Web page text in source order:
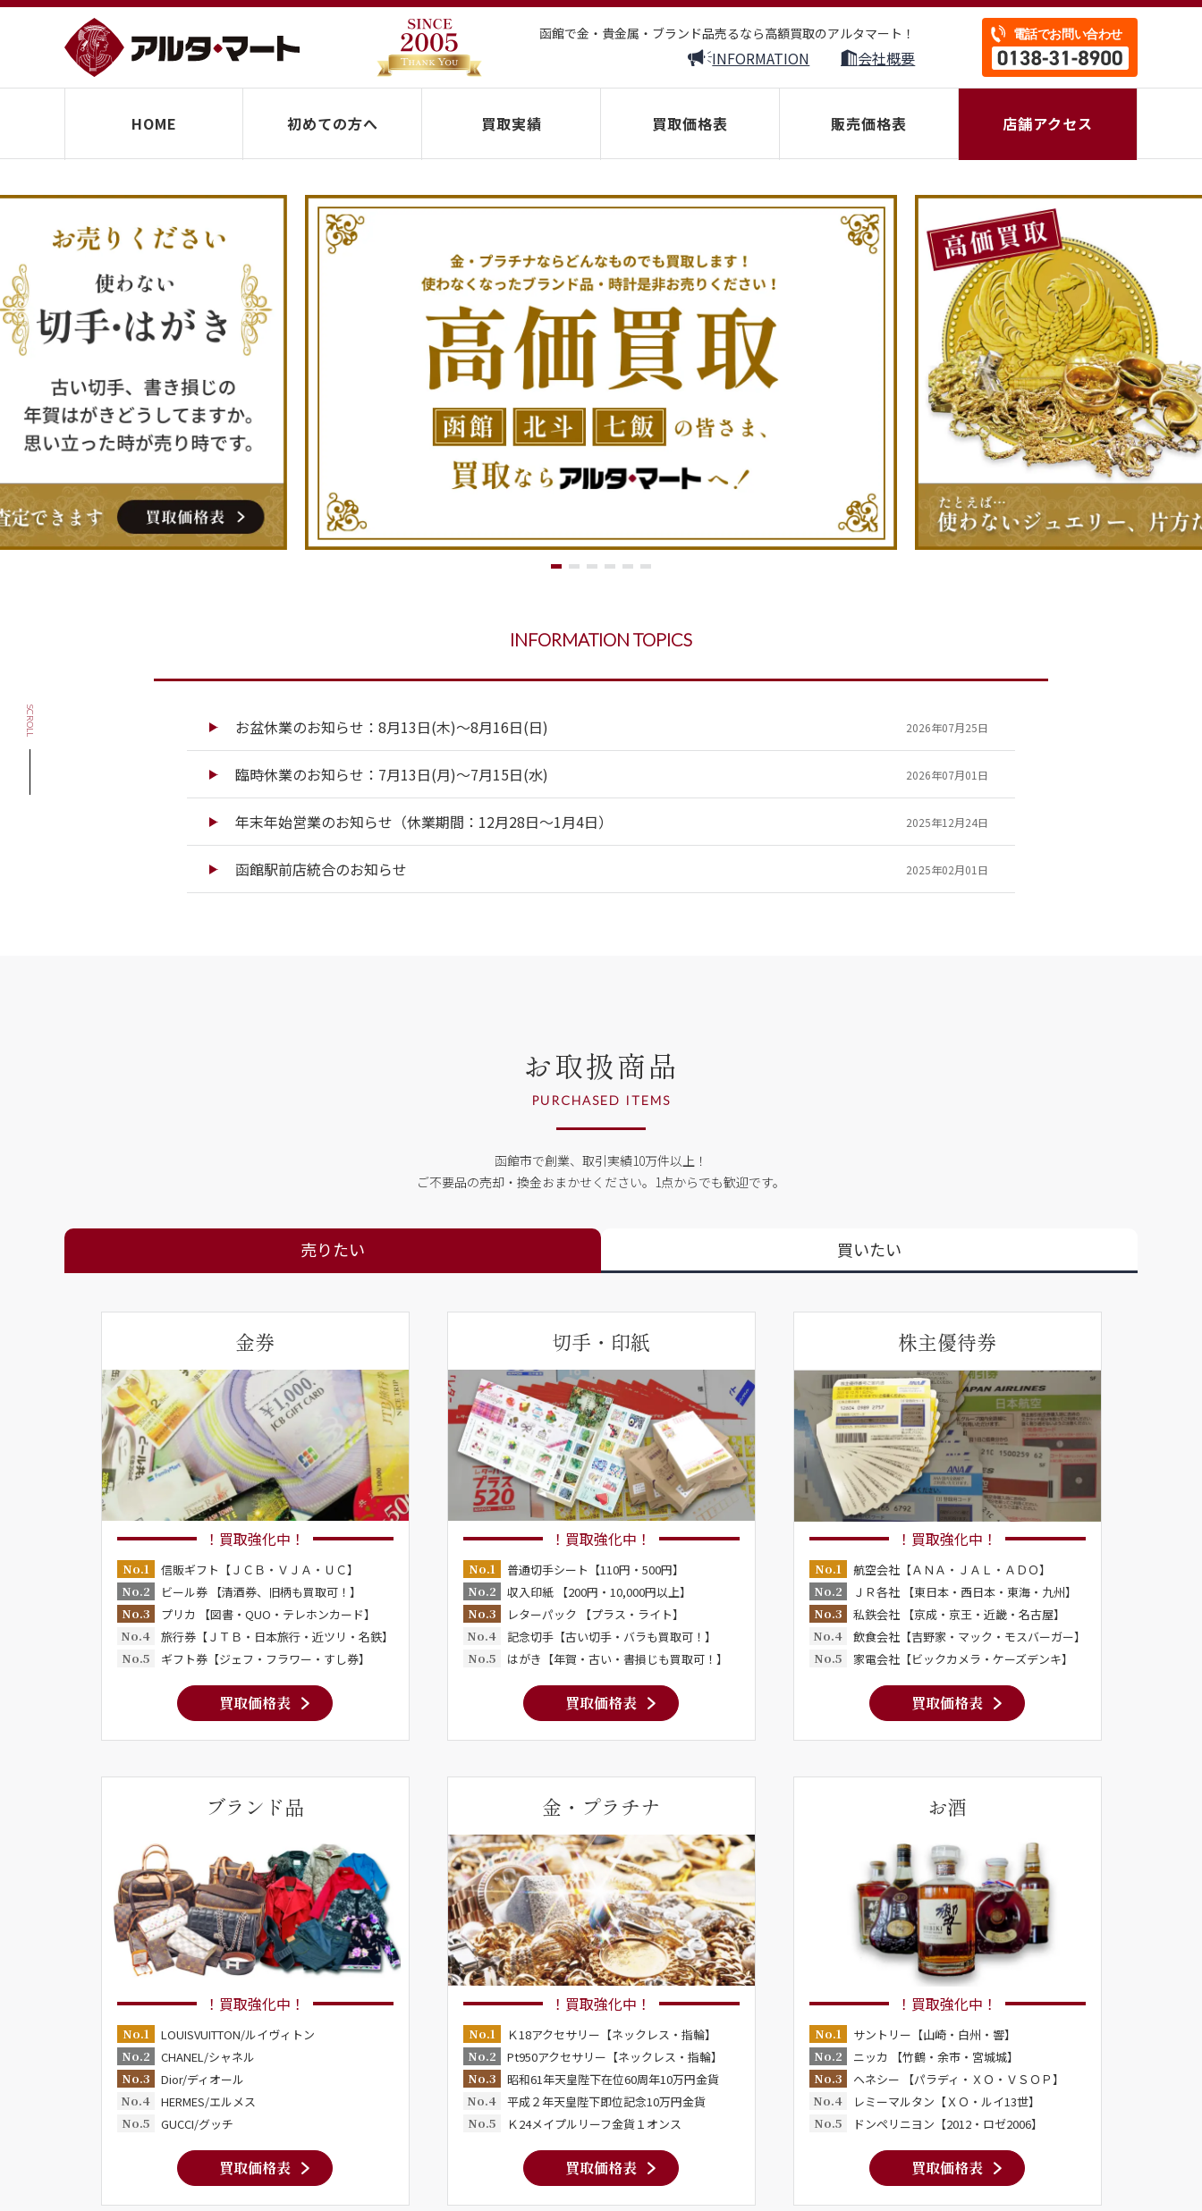
函館で金・貴金属・ブランド品売るなら高額買取のアルタマート！
INFORMATION 会社概要
HOME 初めての方へ 買取実績 買取価格表 販売価格表 店舗アクセス
SCROLL
INFORMATION TOPICS
お盆休業のお知らせ：8月13日(木)～8月16日(日) 2026年07月25日
臨時休業のお知らせ：7月13日(月)～7月15日(水) 2026年07月01日
年末年始営業のお知らせ（休業期間：12月28日～1月4日） 2025年12月24日
函館駅前店統合のお知らせ 2025年02月01日
お取扱商品
PURCHASED ITEMS
函館市で創業、取引実績10万件以上！
ご不要品の売却・換金おまかせください。 1点からでも歓迎です。
売りたい 買いたい
金券
！買取強化中！
No.1
信販ギフト【ＪＣＢ・ＶＪＡ・ＵＣ】
No.2
ビール券 【清酒券、旧柄も買取可！】
No.3
プリカ 【図書・QUO・テレホンカード】
No.4
旅行券【ＪＴＢ・日本旅行・近ツリ・名鉄】
No.5
ギフト券【ジェフ・フラワー・すし券】
買取価格表
切手・印紙
！買取強化中！
No.1
普通切手シート【110円・500円】
No.2
収入印紙 【200円・10,000円以上】
No.3
レターパック 【プラス・ライト】
No.4
記念切手【古い切手・バラも買取可！】
No.5
はがき【年賀・古い・書損じも買取可！】
買取価格表
株主優待券
！買取強化中！
No.1
航空会社【ＡＮＡ・ＪＡＬ・ＡＤＯ】
No.2
ＪＲ各社 【東日本・西日本・東海・九州】
No.3
私鉄会社 【京成・京王・近畿・名古屋】
No.4
飲食会社【吉野家・マック・モスバーガー】
No.5
家電会社【ビックカメラ・ケーズデンキ】
買取価格表
ブランド品
！買取強化中！
No.1
LOUISVUITTON/ルイヴィトン
No.2
CHANEL/シャネル
No.3
Dior/ディオール
No.4
HERMES/エルメス
No.5
GUCCI/グッチ
買取価格表
金・プラチナ
！買取強化中！
No.1
Ｋ18アクセサリー【ネックレス・指輪】
No.2
Pt950アクセサリー【ネックレス・指輪】
No.3
昭和61年天皇陛下在位60周年10万円金貨
No.4
平成２年天皇陛下即位記念10万円金貨
No.5
Ｋ24メイプルリーフ金貨１オンス
買取価格表
お酒
！買取強化中！
No.1
サントリー【山崎・白州・響】
No.2
ニッカ 【竹鶴・余市・宮城城】
No.3
ヘネシー 【パラディ・ＸＯ・ＶＳＯＰ】
No.4
レミーマルタン【ＸＯ・ルイ13世】
No.5
ドンペリニヨン【2012・ロゼ2006】
買取価格表